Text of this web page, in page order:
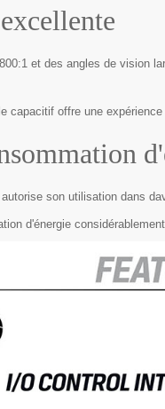
et des angles de vision
capacitif offre une
son utilisation dans
d'énergie